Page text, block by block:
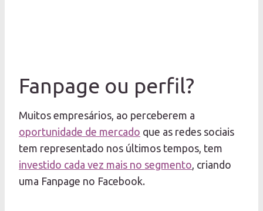
Fanpage ou perfil?
Muitos empresários, ao perceberem a
oportunidade de mercado que as redes sociais
tem representado nos últimos tempos, tem
investido cada vez mais no segmento , criando
uma Fanpage no Facebook.